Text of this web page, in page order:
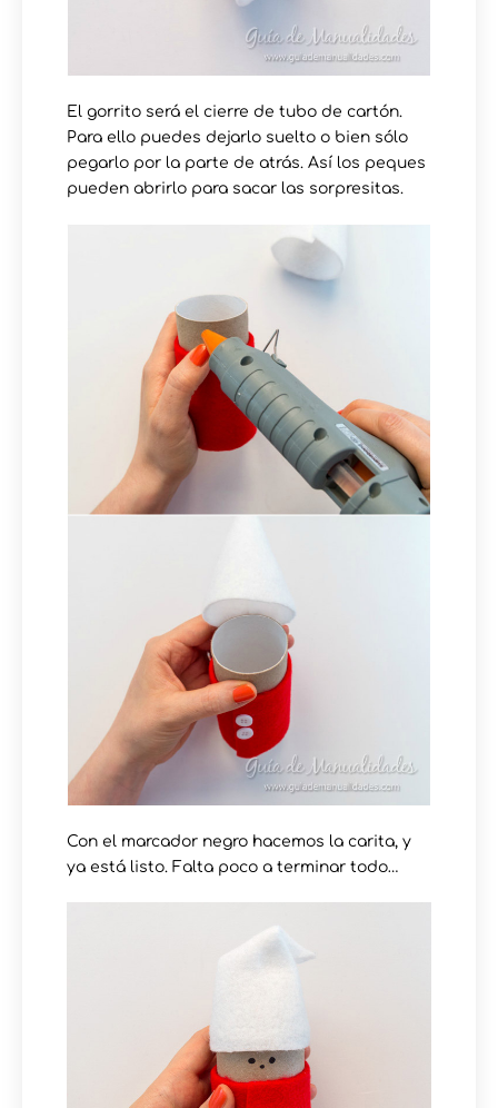
El gorrito será el cierre de tubo de cartón.
Para ello puedes dejarlo suelto o bien sólo
pegarlo por la parte de atrás. Así los peques
pueden abrirlo para sacar las sorpresitas.
Con el marcador negro hacemos la carita, y
ya está listo. Falta poco a terminar todo…